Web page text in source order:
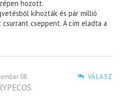
hozott.
kihozták és pár millió
cseppent. A cím eladta a
VÁLASZ
08.